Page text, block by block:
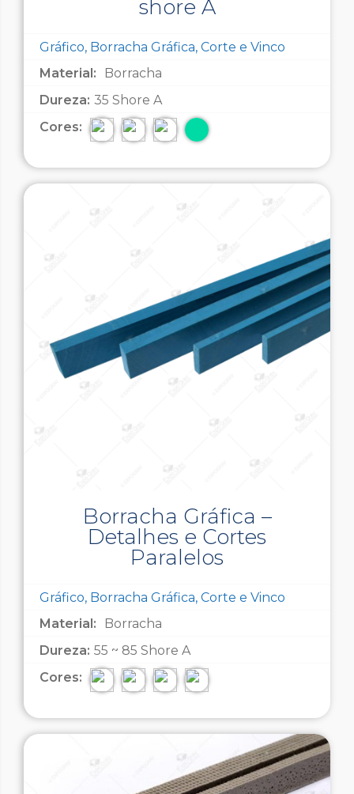
shore A
Gráfico, Borracha Gráfica, Corte e Vinco
Material:
Borracha
Dureza: 35 Shore A
Cores:
Borracha Gráfica –
Detalhes e Cortes
Paralelos
Gráfico, Borracha Gráfica, Corte e Vinco
Material:
Borracha
Dureza: 55 ~ 85 Shore A
Cores: